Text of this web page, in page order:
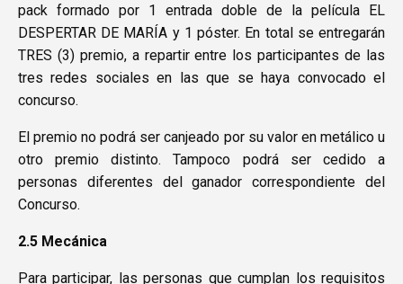
pack formado por 1 entrada doble de la película EL
DESPERTAR DE MARÍA y 1 póster. En total se entregarán
TRES (3) premio, a repartir entre los participantes de las
tres redes sociales en las que se haya convocado el
concurso.
El premio no podrá ser canjeado por su valor en metálico u
otro premio distinto. Tampoco podrá ser cedido a
personas diferentes del ganador correspondiente del
Concurso.
2.5 Mecánica
Para participar, las personas que cumplan los requisitos